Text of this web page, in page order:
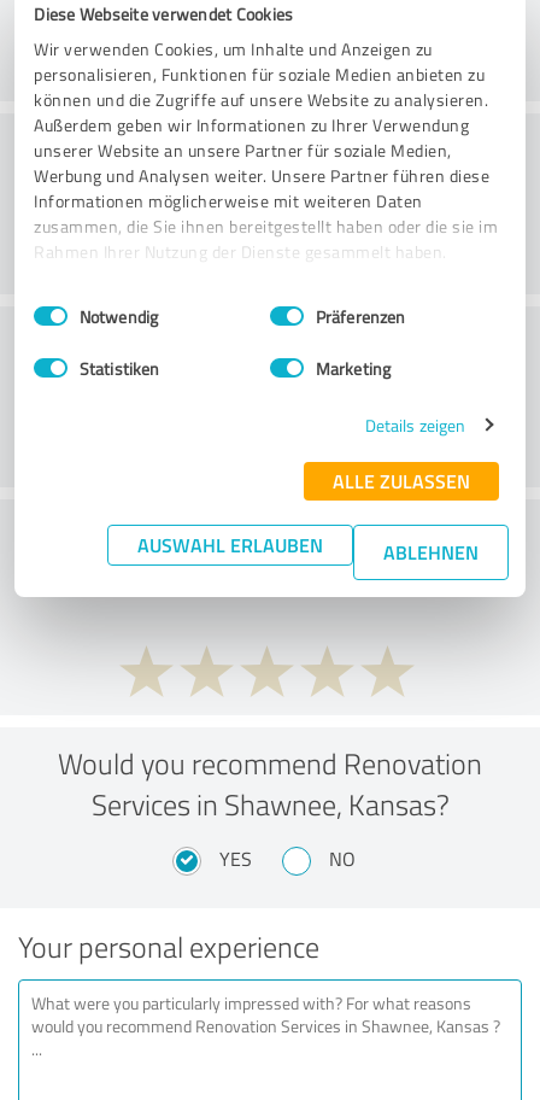
Diese Webseite verwendet Cookies
Wir verwenden Cookies, um Inhalte und Anzeigen zu
personalisieren, Funktionen für soziale Medien anbieten zu
können und die Zugriffe auf unsere Website zu analysieren.
Außerdem geben wir Informationen zu Ihrer Verwendung
unserer Website an unsere Partner für soziale Medien,
Werbung und Analysen weiter. Unsere Partner führen diese
Informationen möglicherweise mit weiteren Daten
zusammen, die Sie ihnen bereitgestellt haben oder die sie im
Rahmen Ihrer Nutzung der Dienste gesammelt haben.
Impressum Datenschutzbestimmungen
Einwilligungsauswahl
Notwendig Präferenzen
Statistiken Marketing
Details zeigen
ALLE ZULASSEN
AUSWAHL ERLAUBEN ABLEHNEN
Rådgivning
Kundeservice
What do you think of the price to
performance ratio?
Would you recommend Renovation
Services in Shawnee, Kansas?
YES NO
Your personal experience